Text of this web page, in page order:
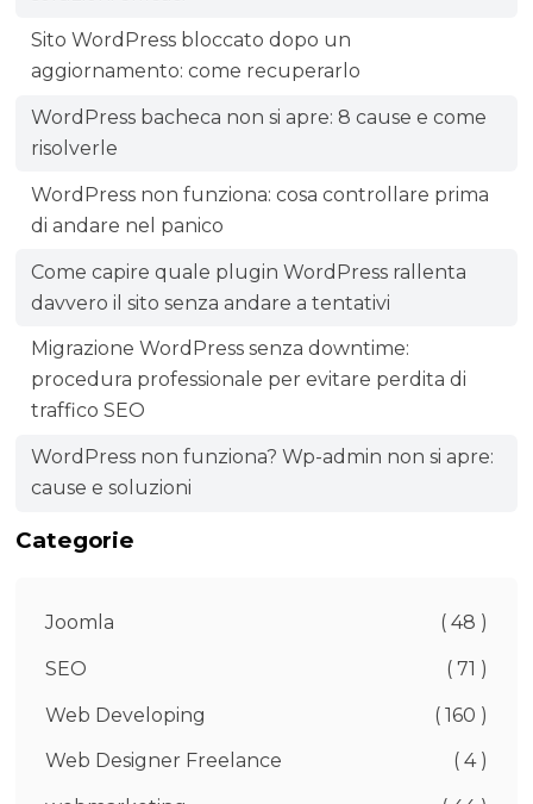
Sito WordPress bloccato dopo un
aggiornamento: come recuperarlo
WordPress bacheca non si apre: 8 cause e come
risolverle
WordPress non funziona: cosa controllare prima
di andare nel panico
Come capire quale plugin WordPress rallenta
davvero il sito senza andare a tentativi
Migrazione WordPress senza downtime:
procedura professionale per evitare perdita di
traffico SEO
WordPress non funziona? Wp-admin non si apre:
cause e soluzioni
Categorie
Joomla ( 48 )
SEO ( 71 )
Web Developing ( 160 )
Web Designer Freelance ( 4 )